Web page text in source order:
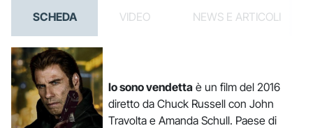
SCHEDA VIDEO NEWS E ARTICOLI
Io sono vendettaè un film del 2016
diretto da Chuck Russell con John
Travolta e Amanda Schull. Paese di